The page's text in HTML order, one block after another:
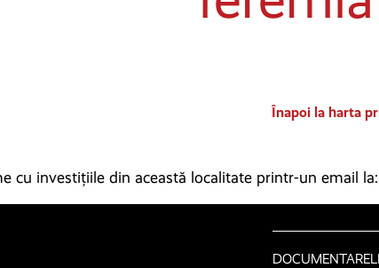
Înapoi la harta
cu investițiile din această localitate printr-un email la: